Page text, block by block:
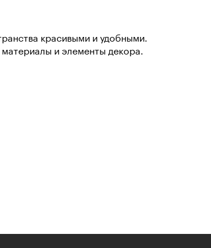
красивыми и удобными.
и элементы декора.